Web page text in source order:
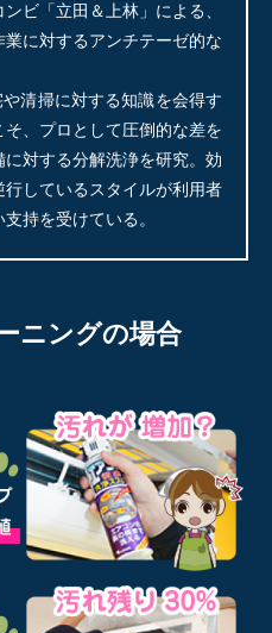
ビ「立田＆上林」による、
業に対するアンチテーゼ的な
清掃に対する知識を会得す
、プロとして圧倒的な差を
対する分解洗浄を研究。効
しているスタイルが利用者
持を受けている。
ニングの場合